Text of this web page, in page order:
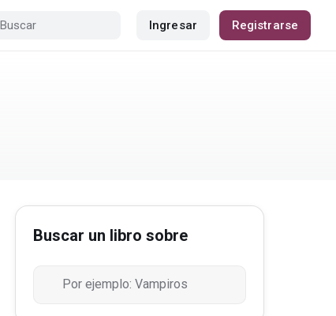
Ingresar Registrarse
Buscar un libro sobre